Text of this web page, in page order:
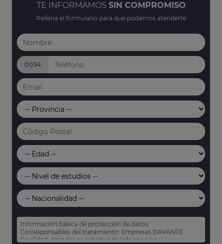
TE INFORMAMOS SIN COMPROMISO
Rellena el formulario para que podamos atenderte
0034
Información básica de protección de datos:
Corresponsables del tratamiento: Empresas DAVANTE
Finalidad: Atender su solicitud de información y